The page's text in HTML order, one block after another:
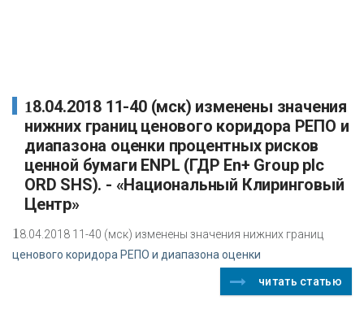
18.04.2018 11-40 (мск) изменены значения
нижних границ ценового коридора РЕПО и
диапазона оценки процентных рисков
ценной бумаги ENPL (ГДР En+ Group plc
ORD SHS). - «Национальный Клиринговый
Центр»
18.04.2018 11-40 (мск) изменены значения нижних границ
ценового коридора РЕПО и диапазона оценки
читать статью